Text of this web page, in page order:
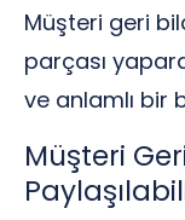
Müşteri geri
parçası
ve anlamlı bir
Müşteri